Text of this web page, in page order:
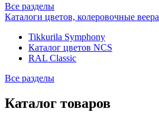
Все разделы
Каталоги цветов, колеровочные веера
Tikkurila Symphony
Каталог цветов NCS
RAL Classic
Все разделы
Каталог товаров